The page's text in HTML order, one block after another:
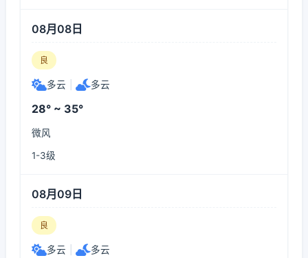
08月08日
良
多云 多云
28° ~ 35°
微风
1-3级
08月09日
良
多云 多云